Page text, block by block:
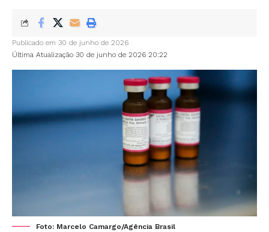
Última Atualização 30 de junho de 2026 20:22
Publicado em 30 de junho de 2026
Foto: Marcelo Camargo/Agência Brasil